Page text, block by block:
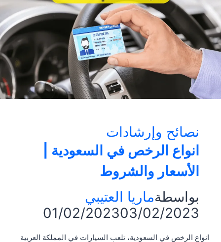
نصائح وإرشادات
انواع الرخص في السعودية |
الأسعار والشروط
بواسطةماريا العتيبي
01/02/202303/02/2023
انواع الرخص في السعودية، تلعب السيارات في المملكة العربية